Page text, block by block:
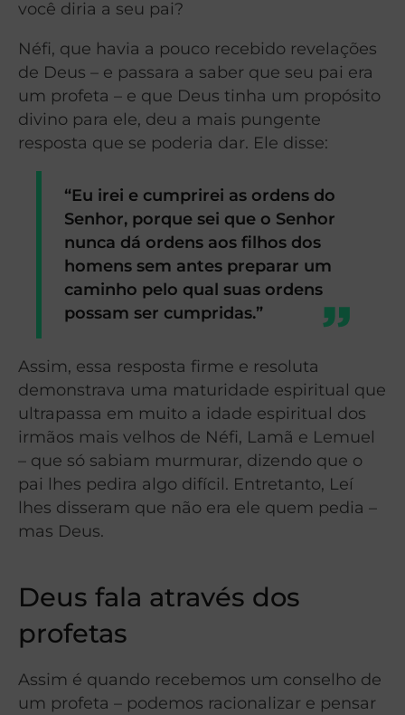
você diria a seu pai?
Néfi, que havia a pouco recebido revelações
de Deus – e passara a saber que seu pai era
um profeta – e que Deus tinha um propósito
divino para ele, deu a mais pungente
resposta que se poderia dar. Ele disse:
“Eu irei e cumprirei as ordens do
Senhor, porque sei que o Senhor
nunca dá ordens aos filhos dos
homens sem antes preparar um
caminho pelo qual suas ordens
possam ser cumpridas.”
Assim, essa resposta firme e resoluta
demonstrava uma maturidade espiritual que
ultrapassa em muito a idade espiritual dos
irmãos mais velhos de Néfi, Lamã e Lemuel
– que só sabiam murmurar, dizendo que o
pai lhes pedira algo difícil. Entretanto, Leí
lhes disseram que não era ele quem pedia –
mas Deus.
Deus fala através dos
profetas
Assim é quando recebemos um conselho de
um profeta – podemos racionalizar e pensar